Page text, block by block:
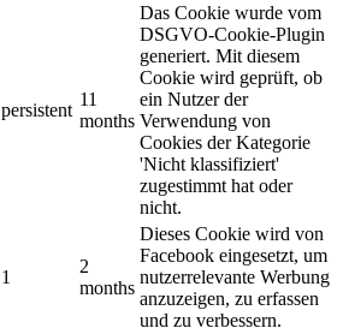
persistent
11
months
Das Cookie wurde vom
DSGVO-Cookie-Plugin
generiert. Mit diesem
Cookie wird geprüft, ob
ein Nutzer der
Verwendung von
Cookies der Kategorie
'Nicht klassifiziert'
zugestimmt hat oder
nicht.
1
2
months
Dieses Cookie wird von
Facebook eingesetzt, um
nutzerrelevante Werbung
anzuzeigen, zu erfassen
und zu verbessern.